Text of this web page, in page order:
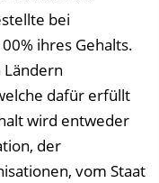
bei
ihres Gehalts.
Ländern
dafür erfüllt
wird entweder
der
vom Staat